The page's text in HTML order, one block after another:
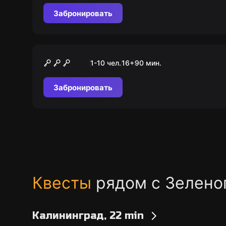
пруссов
Забронировать
Из Кранца в Зеленоградск
1-10 чел.16+90 мин.
Забронировать
Квесты рядом с
Калининград, 22 min